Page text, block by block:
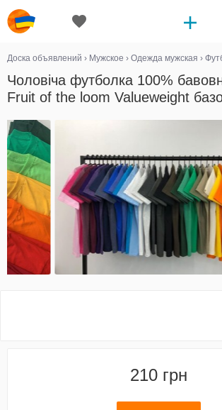
Доска объявлений › Мужское › Одежда мужская ›
Чоловіча футболка 100%
Fruit of the loom Valueweight
210 грн